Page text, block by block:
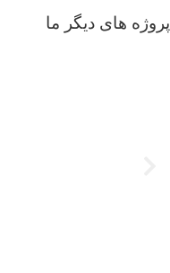
پروژه های دیگر ما